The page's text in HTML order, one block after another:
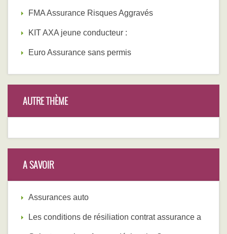
FMA Assurance Risques Aggravés
KIT AXA jeune conducteur :
Euro Assurance sans permis
AUTRE THÈME
A SAVOIR
Assurances auto
Les conditions de résiliation contrat assurance a